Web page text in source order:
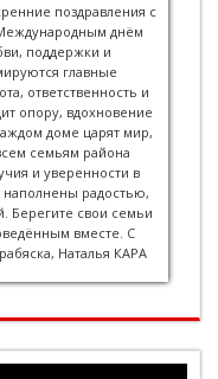
поздравления с
днём
поддержки и
главные
ответственность и
опору, вдохновение
доме царят мир,
семьям района
и уверенности в
наполнены радостью,
Берегите свои семьи
вместе. С
Наталья КАРА